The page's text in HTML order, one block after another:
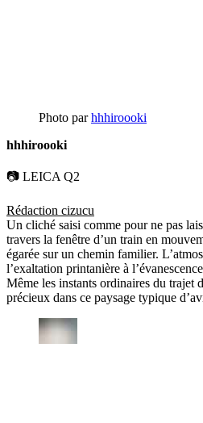
Photo parhhhiroooki
hhhiroooki
📷 LEICA Q2
Rédaction cizucu
Un cliché saisi comme pour ne pas
travers la fenêtre d’un train en
égarée sur un chemin familier.
l’exaltation printanière à
Même les instants ordinaires du trajet
précieux dans ce paysage typique